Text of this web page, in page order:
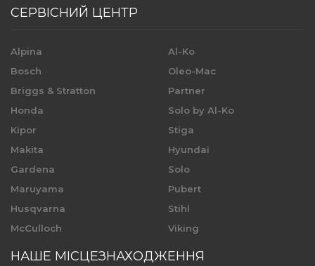
СЕРВІСНИЙ ЦЕНТР
Alpina
Bosch
Briggs & Stratton
Honda
Kipor
Makita
Gardena
Maruyama
Husqvarna
McCulloch
Al-Ko
Oleo-Mac
Partner
Solo by Al-Ko
Stiga
Hyundai
Solo
Pubert
Stihl
Viking
НАШЕ МІСЦЕЗНАХОДЖЕННЯ